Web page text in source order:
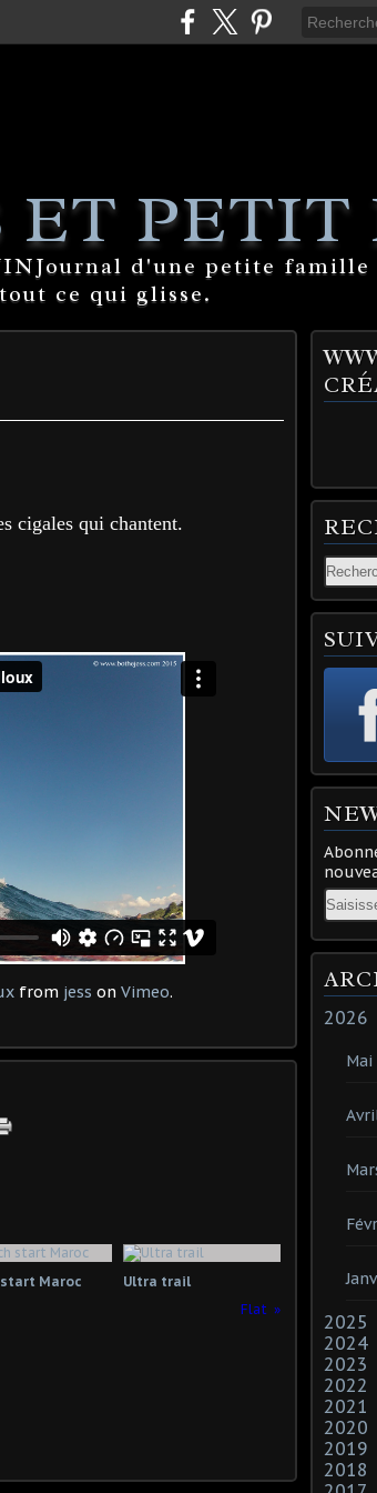
ET PETIT
d'une petite famille
ce qui glisse.
cigales qui chantent.
from jess on Vimeo.
Maroc
Ultra trail
Flat
Email
2026
Mai
2025
2024
2023
2022
2021
2020
2019
2018